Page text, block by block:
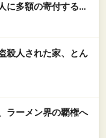
に多額の寄付するな
殺人された家、とん
ラーメン界の覇権へ